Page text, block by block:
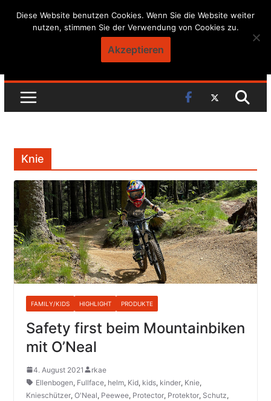
Skip
Knie
FAMILY/KIDS HIGHLIGHT PRODUKTE
Safety first beim Mountainbiken
mit O’Neal
4. August 2021
rkae
Ellenbogen, Fullface, helm, Kid, kids, kinder, Knie,
Knieschützer, O'Neal, Peewee, Protector, Protektor, Schutz,
Diese Website benutzen Cookies. Wenn Sie die Website weiter
nutzen, stimmen Sie der Verwendung von Cookies zu.
Akzeptieren